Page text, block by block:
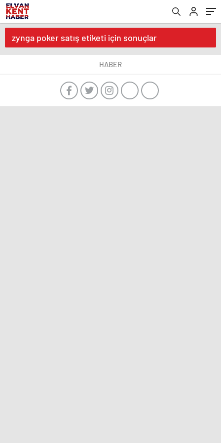
zynga poker satış etiketi için sonuçlar
HABER